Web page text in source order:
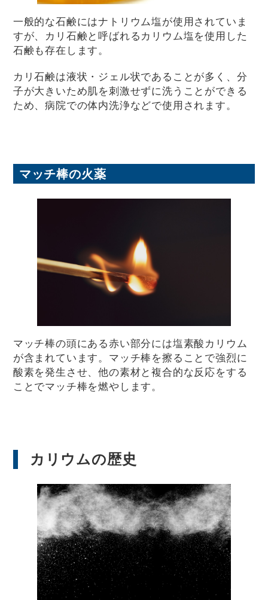
一般的な石鹸にはナトリウム塩が使用されていま
すが、カリ石鹸と呼ばれるカリウム塩を使用した
石鹸も存在します。
カリ石鹸は液状・ジェル状であることが多く、分
子が大きいため肌を刺激せずに洗うことができる
ため、病院での体内洗浄などで使用されます。
マッチ棒の火薬
マッチ棒の頭にある赤い部分には塩素酸カリウム
が含まれています。マッチ棒を擦ることで強烈に
酸素を発生させ、他の素材と複合的な反応をする
ことでマッチ棒を燃やします。
カリウムの歴史